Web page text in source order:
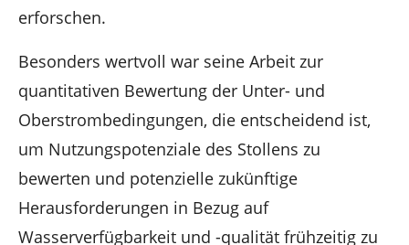
erforschen.
Besonders wertvoll war seine Arbeit zur
quantitativen Bewertung der Unter- und
Oberstrombedingungen, die entscheidend ist,
um Nutzungspotenziale des Stollens zu
bewerten und potenzielle zukünftige
Herausforderungen in Bezug auf
Wasserverfügbarkeit und -qualität frühzeitig zu